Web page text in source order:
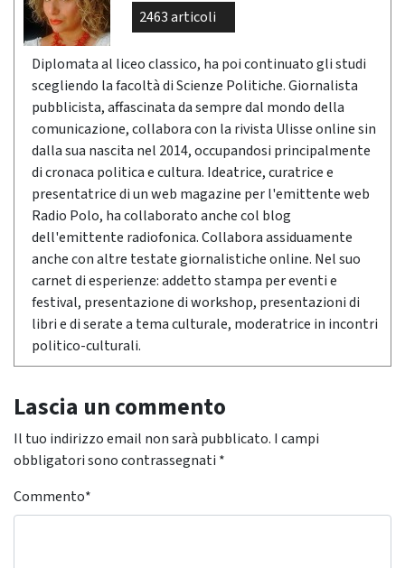
2463 articoli
Diplomata al liceo classico, ha poi continuato gli studi
scegliendo la facoltà di Scienze Politiche. Giornalista
pubblicista, affascinata da sempre dal mondo della
comunicazione, collabora con la rivista Ulisse online sin
dalla sua nascita nel 2014, occupandosi principalmente
di cronaca politica e cultura. Ideatrice, curatrice e
presentatrice di un web magazine per l'emittente web
Radio Polo, ha collaborato anche col blog
dell'emittente radiofonica. Collabora assiduamente
anche con altre testate giornalistiche online. Nel suo
carnet di esperienze: addetto stampa per eventi e
festival, presentazione di workshop, presentazioni di
libri e di serate a tema culturale, moderatrice in incontri
politico-culturali.
Lascia un commento
Il tuo indirizzo email non sarà pubblicato. I campi
obbligatori sono contrassegnati *
Commento*